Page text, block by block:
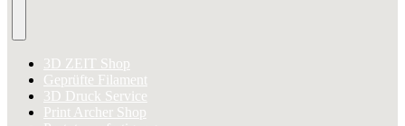
3D ZEIT Shop
Geprüfte Filament
3D Druck Service
Print Archer Shop